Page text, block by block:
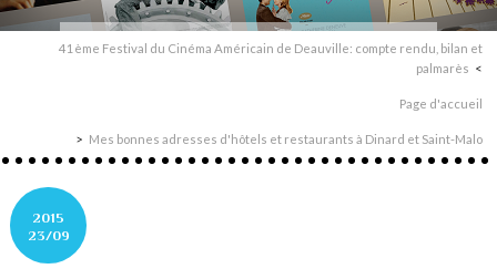
41ème Festival du Cinéma Américain de Deauville: compte rendu, bilan et
palmarès
Page d'accueil
Mes bonnes adresses d'hôtels et restaurants à Dinard et Saint-Malo
2015
23/09